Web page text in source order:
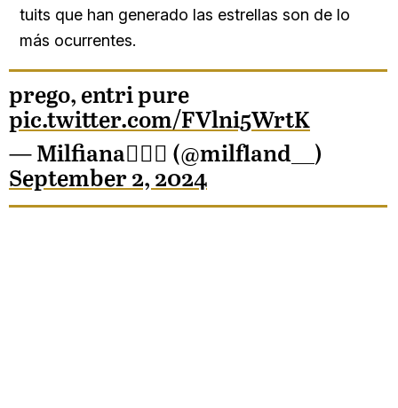
tuits que han generado las estrellas son de lo
más ocurrentes.
prego, entri pure
pic.twitter.com/FVlni5WrtK
— Milfiana🧙🏼‍♀️ (@milfland__)
September 2, 2024